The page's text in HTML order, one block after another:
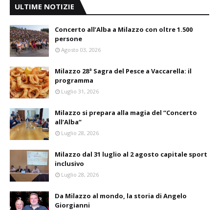
ULTIME NOTIZIE
Concerto all’Alba a Milazzo con oltre 1.500
persone
Agosto 03, 2026
Milazzo 28ª Sagra del Pesce a Vaccarella: il
programma
Luglio 31, 2026
Milazzo si prepara alla magia del “Concerto
all’Alba”
Luglio 28, 2026
Milazzo dal 31 luglio al 2 agosto capitale sport
inclusivo
Luglio 28, 2026
Da Milazzo al mondo, la storia di Angelo
Giorgianni